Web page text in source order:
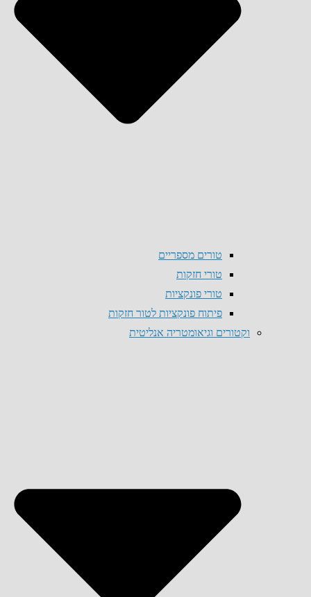
טורים מספריים
טורי חזקות
טורי פונקציות
פיתוח פונקציות לטור חזקות
וקטורים וגיאומטריה אנליטית